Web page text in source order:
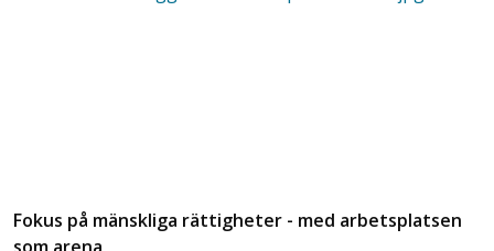
Fokus på mänskliga rättigheter - med arbetsplatsen